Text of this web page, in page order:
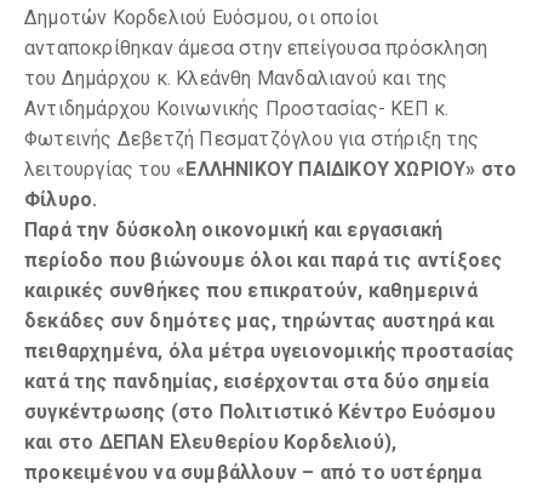
Δημοτών Κορδελιού Ευόσμου, οι οποίοι
ανταποκρίθηκαν άμεσα στην επείγουσα πρόσκληση
του Δημάρχου κ. Κλεάνθη Μανδαλιανού και της
Αντιδημάρχου Κοινωνικής Προστασίας- ΚΕΠ κ.
Φωτεινής Δεβετζή Πεσματζόγλου για στήριξη της
λειτουργίας του «ΕΛΛΗΝΙΚΟΥ ΠΑΙΔΙΚΟΥ ΧΩΡΙΟΥ» στο
Φίλυρο.
Παρά την δύσκολη οικονομική και εργασιακή
περίοδο που βιώνουμε όλοι και παρά τις αντίξοες
καιρικές συνθήκες που επικρατούν, καθημερινά
δεκάδες συν δημότες μας, τηρώντας αυστηρά και
πειθαρχημένα, όλα μέτρα υγειονομικής προστασίας
κατά της πανδημίας, εισέρχονται στα δύο σημεία
συγκέντρωσης (στο Πολιτιστικό Κέντρο Ευόσμου
και στο ΔΕΠΑΝ Ελευθερίου Κορδελιού),
προκειμένου να συμβάλλουν – από το υστέρημα